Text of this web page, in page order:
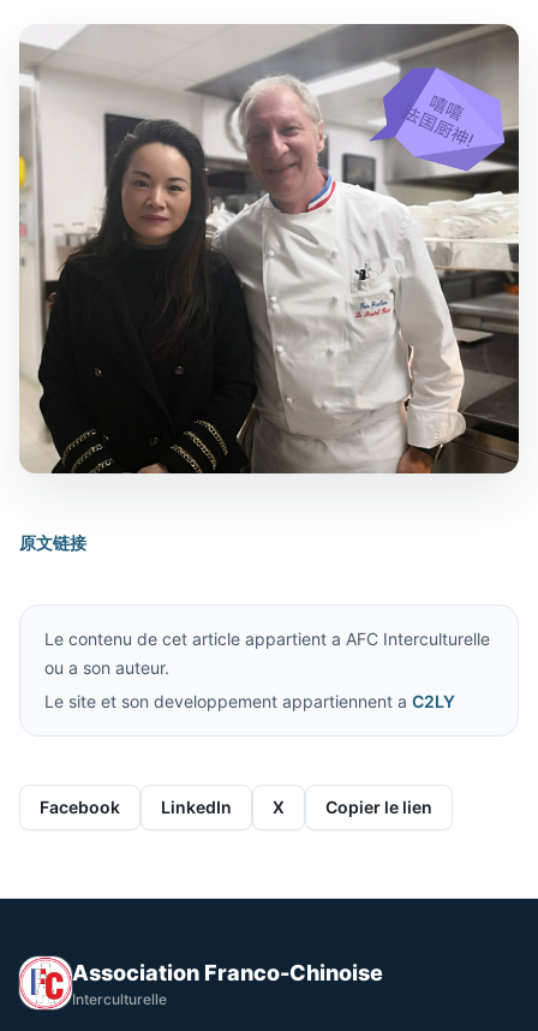
原文链接
Le contenu de cet article appartient a AFC Interculturelle
ou a son auteur.
Le site et son developpement appartiennent a C2LY
Facebook LinkedIn X Copier le lien
Association Franco-Chinoise
Interculturelle